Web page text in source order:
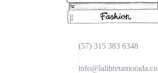
(57) 315 383 6348